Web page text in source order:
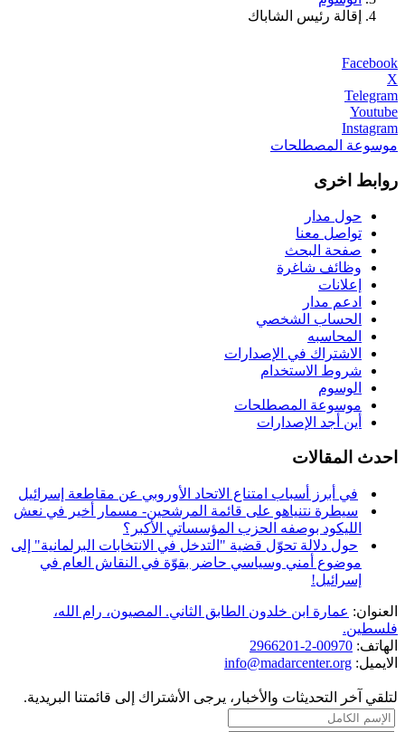
إقالة رئيس الشاباك
Facebook
X
Telegram
Youtube
Instagram
موسوعة المصطلحات
روابط اخرى
حول مدار
تواصل معنا
صفحة البحث
وظائف شاغرة
إعلانات
ادعم مدار
الحساب الشخصي
المحاسبه
الاشتراك في الإصدارات
شروط الاستخدام
الوسوم
موسوعة المصطلحات
أين أجد الإصدارات
احدث المقالات
في أبرز أسباب امتناع الاتحاد الأوروبي عن مقاطعة إسرائيل
سيطرة نتنياهو على قائمة المرشحين- مسمار أخير في نعش
الليكود بوصفه الحزب المؤسساتي الأكبر؟
حول دلالة تحوّل قضية "التدخل في الانتخابات البرلمانية" إلى
موضوع أمني وسياسي حاضر بقوّة في النقاش العام في
إسرائيل!
العنوان: عمارة ابن خلدون الطابق الثاني. المصيون، رام الله،
فلسطين.
الهاتف: 00970-2-2966201
الايميل: info@madarcenter.org
لتلقي آخر التحديثات والأخبار، يرجى الأشتراك إلى قائمتنا البريدية.